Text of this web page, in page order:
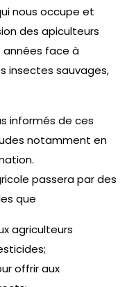
nous occupe et
des apiculteurs
années face à
insectes sauvages,
informés de ces
notamment en
passera par des
que
agriculteurs
offrir aux